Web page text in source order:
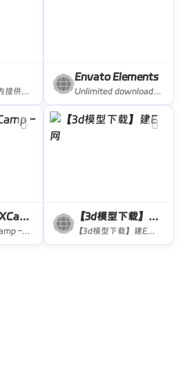
Poly Haven站内提供了许多高质量贴膜和模型
Envato Elements
Unlimited downloads of stock videos, royalty-free music, photos, graphics, graphic templates &amp; more. The only creative subscription you need.
龋齿一号GFXCamp – CG营地
龋齿一号GFXCamp – CG营地|高速下载最新CG素材资源
【3d模型下载】建E网
【3d模型下载】建E网，每天更新大量3d模型下载，3d模型免费下载，原创3d模型免费下载，su模型、SketchUp模型，施工图，3d材质贴图，3d模型库等设计素材，是国内优秀设计公司和3D模型效果图公司上传发布，是300万设计师办公佳选网站